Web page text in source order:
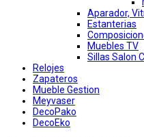
Aparador,
Estanterias
Muebles TV
Sillas Salon
Relojes
Zapateros
Mueble Gestion
Meyvaser
DecoPako
DecoEko